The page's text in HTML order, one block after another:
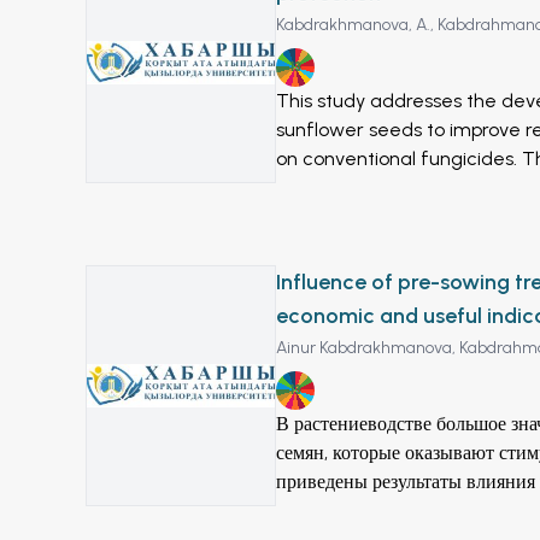
powders, the adsorption
adsorption were
925.77 mg/g. In addition,
through an external
stayed at 80.1% after six
Fe3O4/SiO2@SA
Kabdrakhmanova, A.,
13
This study addresses the
sunflower seeds to improve
on conventional fungicides.
composition based on
environmental factors.
Influence of pre-sowing
economic and useful
Ainur Kabdrakhmanova,
13
В растениеводстве большое
семян, которые оказывают
приведены результаты
таган и биостимуляторов